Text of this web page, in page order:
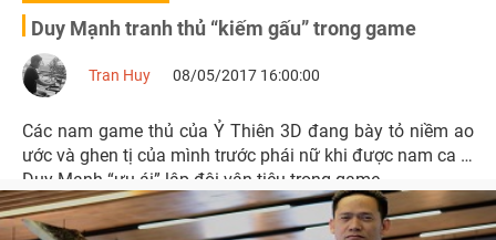
Duy Mạnh tranh thủ “kiếm gấu” trong game
Tran Huy 08/05/2017 16:00:00
Các nam game thủ của Ỷ Thiên 3D đang bày tỏ niềm ao
ước và ghen tị của mình trước phái nữ khi được nam ca sĩ
Duy Mạnh “ưu ái” lập đội vận tiêu trong game.